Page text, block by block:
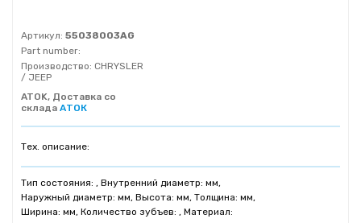
Артикул: 55038003AG
Part number:
Производство: CHRYSLER
/ JEEP
ATOK, Доставка со
склада АТОК
Тех. описание:
Тип состояния: , Внутренний диаметр: мм,
Наружный диаметр: мм, Высота: мм, Толщина: мм,
Ширина: мм, Количество зубъев: , Материал: